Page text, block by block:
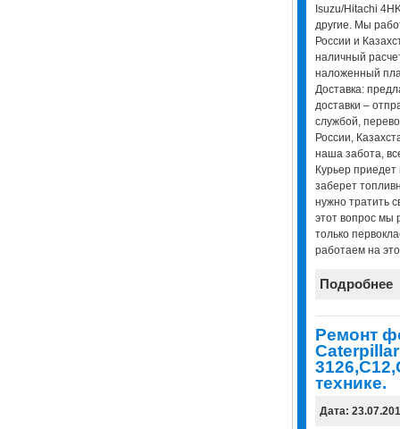
Isuzu/Hitachi
другие. Мы
России и
наличный
наложенный
Доставка:
доставки –
службой,
России,
наша забота,
Курьер
заберет
нужно тратить
этот вопрос мы
только
работаем на
Подробнее
Ремонт
технике.
Дата: